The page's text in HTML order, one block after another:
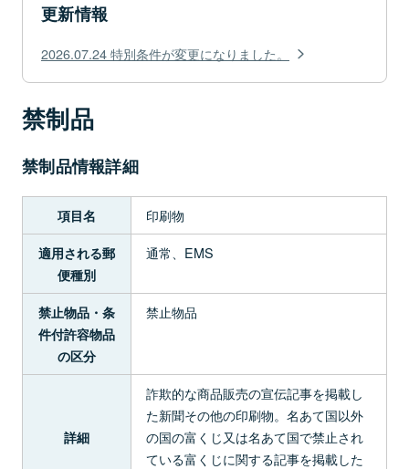
更新情報
2026.07.24 特別条件が変更になりました。
禁制品
禁制品情報詳細
項目名 印刷物
適用される郵
便種別
通常、EMS
禁止物品・条
件付許容物品
の区分
禁止物品
詳細
詐欺的な商品販売の宣伝記事を掲載し
た新聞その他の印刷物。名あて国以外
の国の富くじ又は名あて国で禁止され
ている富くじに関する記事を掲載した